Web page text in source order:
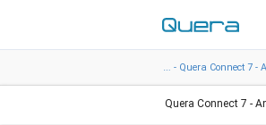
Quera Connect 7 -
Quera Connect 7 -